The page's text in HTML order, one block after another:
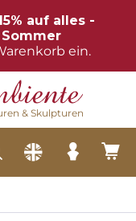
auf alles -
ein.
& Skulpturen